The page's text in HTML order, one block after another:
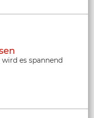
wird es spannend